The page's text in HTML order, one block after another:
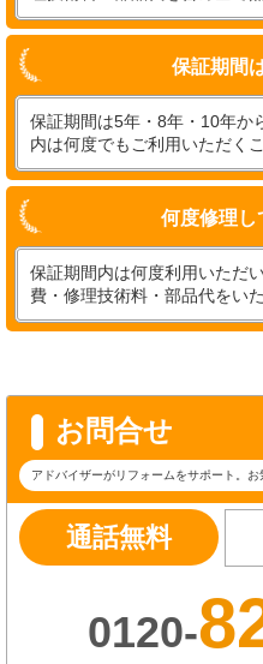
保証期間
保証期間は5年・8年・10年か
内は何度でもご利用いただく
何度修理し
保証期間内は何度利用いただ
費・修理技術料・部品代をい
お問合せ
アドバイザーがリフォームをサポート。お
通話無料
0120-